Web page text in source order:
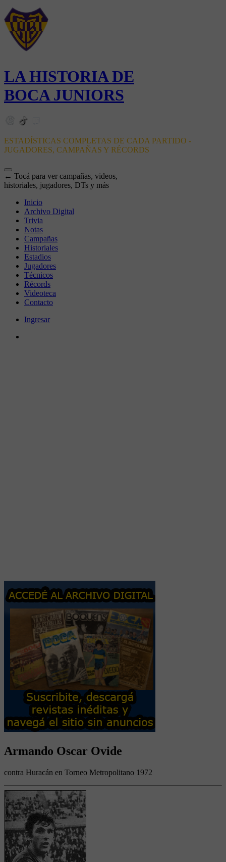
LA HISTORIA DE
BOCA JUNIORS
ESTADÍSTICAS COMPLETAS DE CADA PARTIDO -
JUGADORES, CAMPAÑAS Y RÉCORDS
← Tocá para ver campañas, videos,
historiales, jugadores, DTs y más
Inicio
Archivo Digital
Trivia
Notas
Campañas
Historiales
Estadios
Jugadores
Técnicos
Récords
Videoteca
Contacto
Ingresar
Armando Oscar Ovide
contra Huracán en Torneo Metropolitano 1972